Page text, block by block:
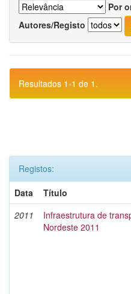
Por
Autores/Registo
Resultados 1-1 de 1.
Registos:
Data
Título
2011
Infraestrutura de
Nordeste 2011